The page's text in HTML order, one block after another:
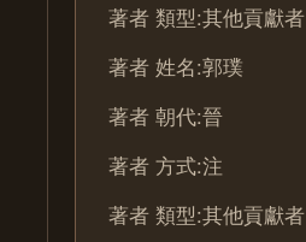
著者 類型:其他貢獻者
著者 姓名:郭璞
著者 朝代:晉
著者 方式:注
著者 類型:其他貢獻者